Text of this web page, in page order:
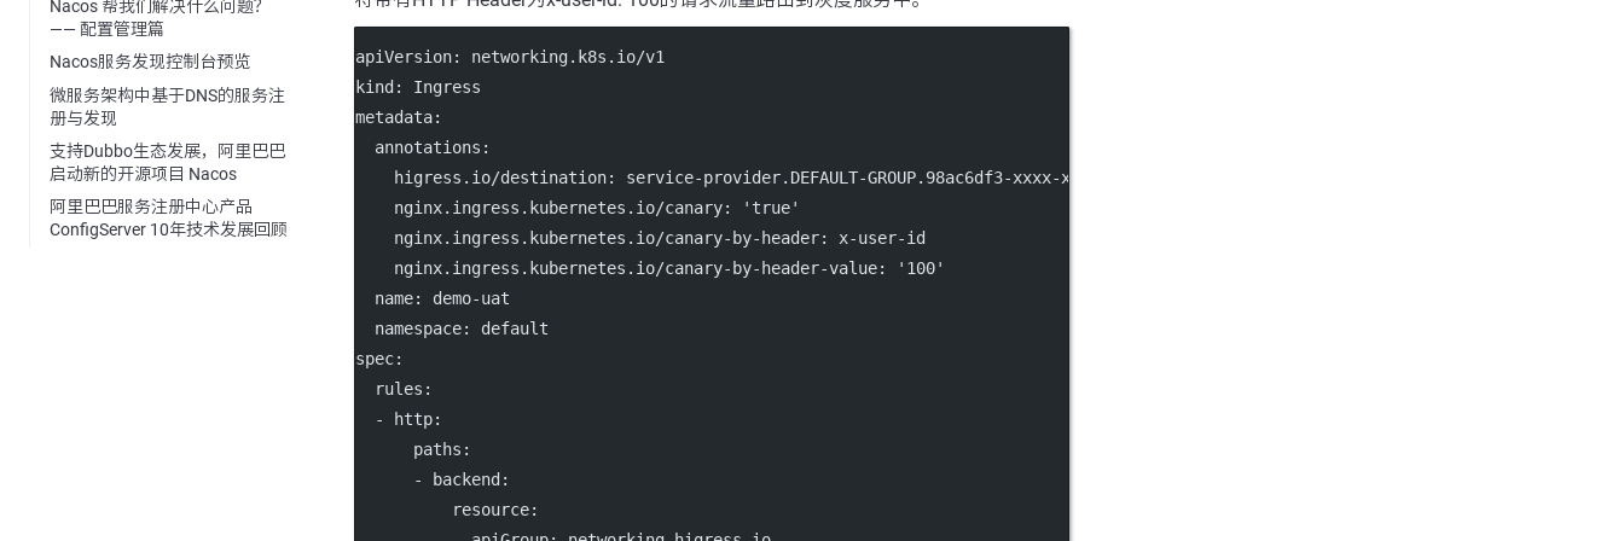
Nacos 帮我们解决什么问题？
—— 配置管理篇
Nacos服务发现控制台预览
微服务架构中基于DNS的服务注
册与发现
支持Dubbo生态发展，阿里巴巴
启动新的开源项目 Nacos
阿里巴巴服务注册中心产品
ConfigServer 10年技术发展回顾
apiVersion: networking.k8s.io/v1
kind : Ingress
metadata:
annotations :
higress.io/destination: service-provider.DEFAULT-GROUP.98ac6df3-xxxx-xxxx-xxxx-ab98115dfde4.nacos
nginx.ingress.kubernetes.io/canary:
'true'
nginx.ingress.kubernetes.io/canary-by-header: x-user-id
nginx.ingress.kubernetes.io/canary-by-header-value:
'100'
name: demo-uat
namespace: default
spec:
rules :
  -
http:
paths :
      -
backend :
resource: